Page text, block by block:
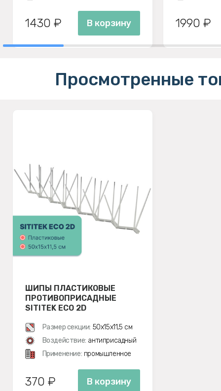
1430 ₽ В корзину 1990 ₽
Просмотренные
ШИПЫ ПЛАСТИКОВЫЕ
ПРОТИВОПРИСАДНЫЕ
SITITEK ECO 2D
Размер секции: 50х15х11,5 см
Воздействие: антиприсадный
Применение: промышленное
370 ₽ В корзину